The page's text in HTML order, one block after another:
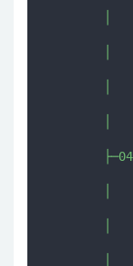
│
│
│
│
│
│